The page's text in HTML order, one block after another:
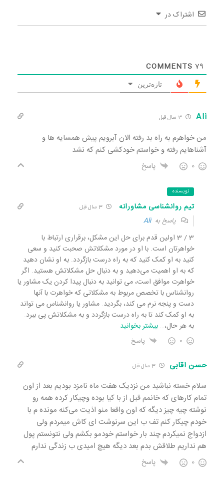
اشتراک در
79
COMMENTS
تازه‌ترین
Ali
من خواهرم به راه بد رفته الان آبرویم پیش همسایه ها و
آشناهایم رفته و خواستم خودکشی‌ کنم که نشد
0 پاسخ
نویسنده
تیم روانشناسی مشاورانه
پاسخ بهAli
3 / 3 اولین قدم برای حل این مشکل، برقراری ارتباط با
خواهرتان است. با او در مورد مشکلاتش صحبت کنید و سعی
کنید به او کمک کنید که به راه درست بازگردد. به او نشان دهید
که به او اهمیت می‌دهید و به دنبال حل مشکلاتش هستید. اگر
خواهرت موافق است، می توانید به دنبال پیدا کردن یک مشاور یا
روانشناس با تخصص مربوط به مشکلاتی که خواهرت با آنها
دست و پنجه نرم می کند، بگردید. مشاور یا روانشناس می تواند
به او کمک کند تا به راه درست بازگردد و به مشکلاتش پی ببرد.
به هر حال،… بیشتر بخوانید
0 پاسخ
حسن اقابی
سلام خسته نباشید من نزدیک هفت ماه نامزد بودیم بعد از اون
تمام کارهای که خانمم قبل از با کیا بوده وچیکار کرده همه رو
نوشته چیه چیز دیگه که اون واقعا منو اذیت می‌کنه مونده م با
خودم چیکار کنم تف ب این سرنوشت ای کاش میمردم ولی
ازدواج نمیکردم چند بار خواستم خودمو بکشم ولی نتونستم پول
هم نداریم طلاقش بدم بعد دیگه هیچ امیدی ب زندگی ندارم
0 پاسخ